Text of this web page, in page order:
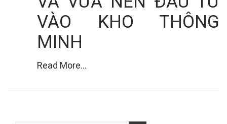
VÀO KHO THÔNG
MINH
Read More...